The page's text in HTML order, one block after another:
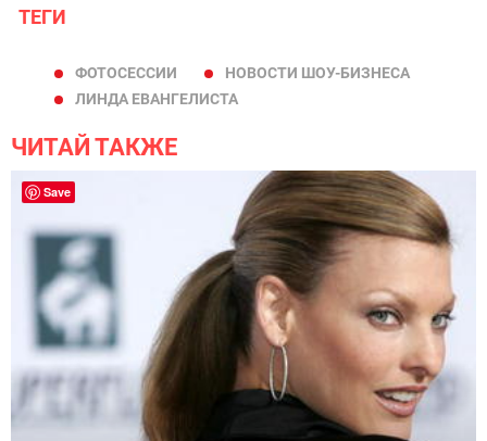
ТЕГИ
ФОТОСЕССИИ
НОВОСТИ ШОУ-БИЗНЕСА
ЛИНДА ЕВАНГЕЛИСТА
ЧИТАЙ ТАКЖЕ
Save